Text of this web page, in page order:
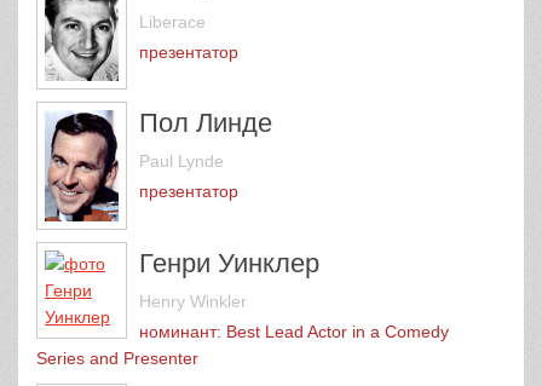
Liberace
презентатор
Пол Линде
Paul Lynde
презентатор
Генри Уинклер
Henry Winkler
номинант: Best Lead Actor in a Comedy
Series and Presenter